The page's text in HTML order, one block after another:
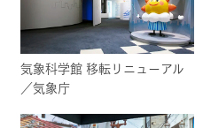
気象科学館 移転リニューアル
／気象庁